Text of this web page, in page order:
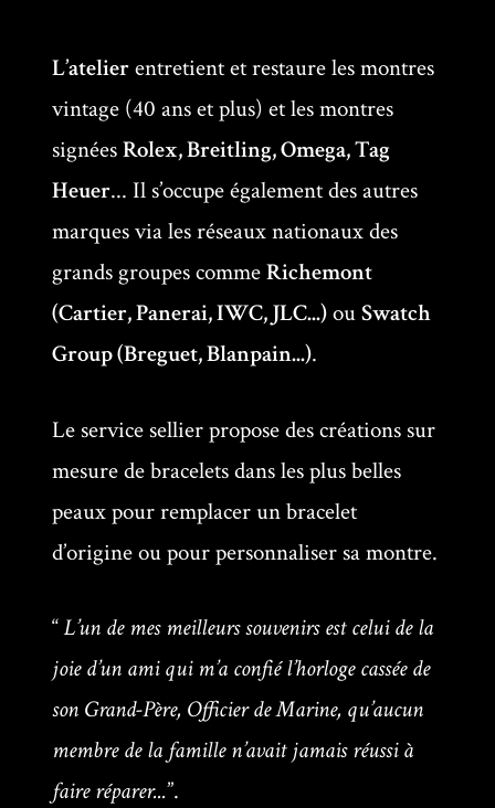
L’atelierentretient et restaure les montres
vintage (40 ans et plus) et les montres
signéesRolex, Breitling, Omega, Tag
Heuer... Il s’occupe également des autres
marques via les réseaux nationaux des
grands groupes commeRichemont
(Cartier, Panerai, IWC, JLC...)ouSwatch
Group (Breguet, Blanpain...).
Le service sellier propose des créations sur
mesure de bracelets dans les plus belles
peaux pour remplacer un bracelet
d’origine ou pour personnaliser sa montre.
“L’un de mes meilleurs souvenirs est celui de la
joie d’un ami qui m’a confié l’horloge cassée de
son Grand-Père, Officier de Marine, qu’aucun
membre de la famille n’avait jamais réussi à
faire réparer...”.